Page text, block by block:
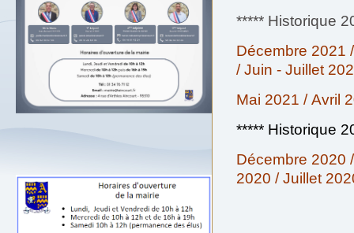
***** Historique
Décembre 2021
/Juin - Juillet
Mai 2021 /Avril
***** Historique
Décembre 2020
2020 /Juillet